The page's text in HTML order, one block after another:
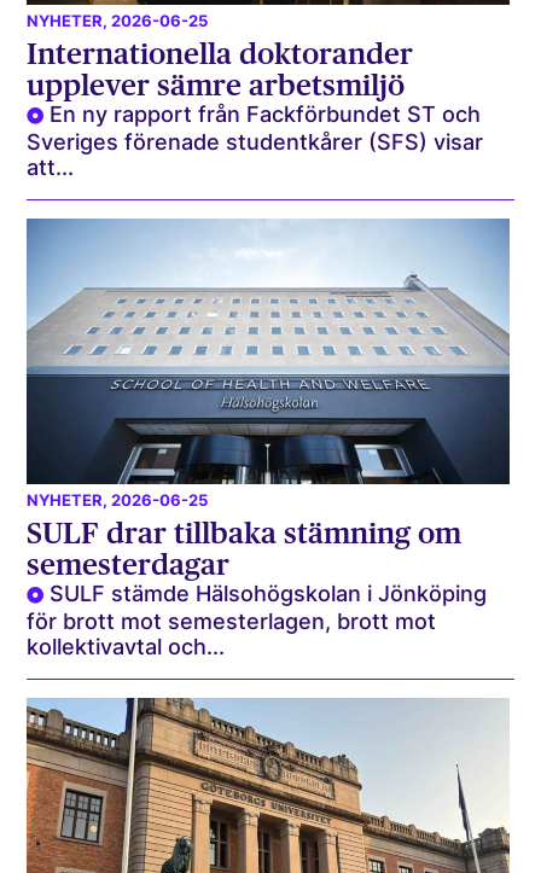
NYHETER, 2026-06-25
Internationella doktorander
upplever sämre arbetsmiljö
En ny rapport från Fackförbundet ST och
Sveriges förenade studentkårer (SFS) visar
att...
NYHETER, 2026-06-25
SULF drar tillbaka stämning om
semesterdagar
SULF stämde Hälsohögskolan i Jönköping
för brott mot semesterlagen, brott mot
kollektivavtal och...